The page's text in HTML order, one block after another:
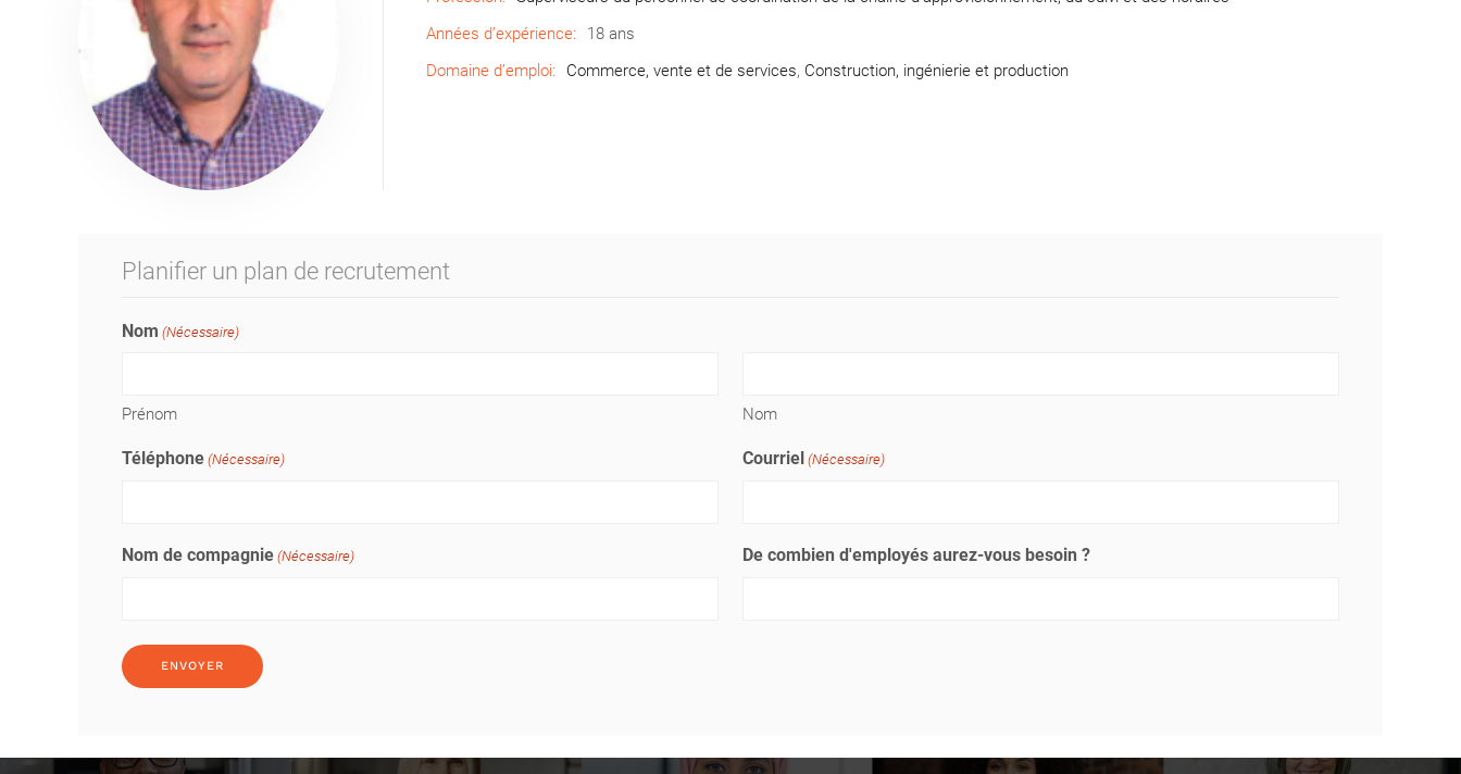
Années d’expérience:
18 ans
Domaine d’emploi:
Commerce, vente et de services, Construction, ingénierie et production
Planifier un plan de recrutement
Nom (Nécessaire)
Prénom Nom
Téléphone (Nécessaire) Courriel (Nécessaire)
Nom de compagnie (Nécessaire) De combien d'employés aurez-vous besoin ?